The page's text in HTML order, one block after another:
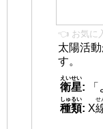
👈 お気に
太陽活
す。
衛星
えいせい
:
種類
しゅるい
: X
せ